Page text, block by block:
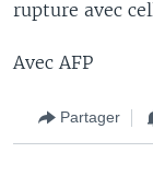
rupture avec
Avec AFP
Partager